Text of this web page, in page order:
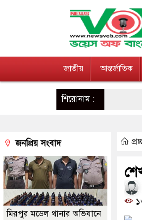
জাতীয় আন্তর্জাতিক
শিরোনাম :
জনপ্রিয় সংবাদ
মিরপুর মডেল থানার অভিযানে